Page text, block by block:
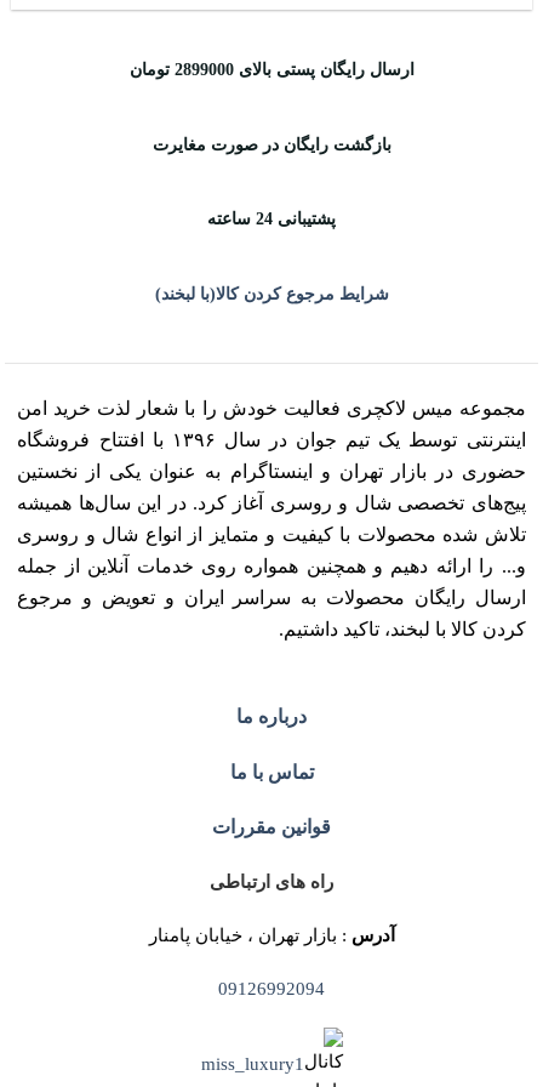
ارسال رایگان پستی بالای 2899000 تومان
بازگشت رایگان در صورت مغایرت
پشتیبانی 24 ساعته
شرایط مرجوع کردن کالا(با لبخند)
مجموعه میس لاکچری فعالیت خودش را با شعار لذت خرید امن
اینترنتی توسط یک تیم جوان در سال ۱۳۹۶ با افتتاح فروشگاه
حضوری در بازار تهران و اینستاگرام به عنوان یکی از نخستین
پیج‌های تخصصی شال و روسری آغاز کرد. در این سال‌ها همیشه
تلاش شده محصولات با کیفیت و متمایز از انواع شال و روسری
و... را ارائه دهیم و همچنین همواره روی خدمات آنلاین از جمله
ارسال رایگان محصولات به سراسر ایران و تعویض و مرجوع
کردن کالا با لبخند، تاکید داشتیم.
درباره ما
تماس با ما
قوانین مقررات
راه های ارتباطی
آدرس : بازار تهران ، خیابان پامنار
09126992094
miss_luxury1